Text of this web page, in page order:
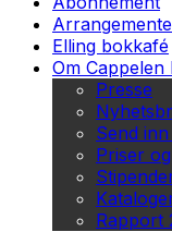
Elling bokkafé
Om Cappelen
Presse
Send
Priser
Rapport